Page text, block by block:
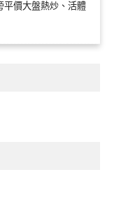
平價大盤熱炒、活體